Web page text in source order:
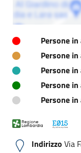
Persone
Persone
Persone
Persone
Persone
Indirizzo Via